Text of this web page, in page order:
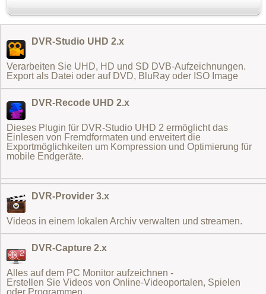
DVR-Studio UHD 2.x
Verarbeiten Sie UHD, HD und SD DVB-Aufzeichnungen.
Export als Datei oder auf DVD, BluRay oder ISO Image
DVR-Recode UHD 2.x
Dieses Plugin für DVR-Studio UHD 2 ermöglicht das
Einlesen von Fremdformaten und erweitert die
Exportmöglichkeiten um Kompression und Optimierung für
mobile Endgeräte.
DVR-Provider 3.x
Videos in einem lokalen Archiv verwalten und streamen.
DVR-Capture 2.x
Alles auf dem PC Monitor aufzeichnen -
Erstellen Sie Videos von Online-Videoportalen, Spielen
oder Programmen.